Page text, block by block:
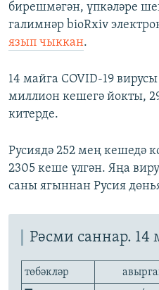
бирешмәгән, үпкәләре
галимнәр bioRxiv
язып чыккан.
14 майга COVID-19
миллион кешегә йокты,
китерде.
Русиядә 252 мең кешедә
2305 кеше үлгән. Яңа
саны ягыннан Русия
Рәсми саннар. 14
төбәкләр